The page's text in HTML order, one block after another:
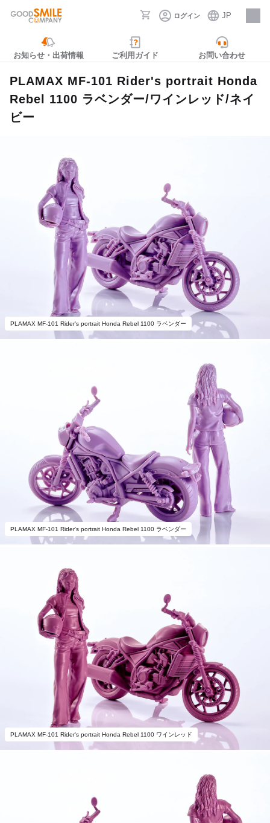
ログイン JP
採用情報
お知らせ・出荷情報 ご利用ガイド お問い合わせ
PLAMAX MF-101 Rider's portrait Honda
Rebel 1100 ラベンダー/ワインレッド/ネイ
ビー
PLAMAX MF-101 Rider's portrait Honda Rebel 1100 ラベンダー
PLAMAX MF-101 Rider's portrait Honda Rebel 1100 ラベンダー
PLAMAX MF-101 Rider's portrait Honda Rebel 1100 ワインレッド